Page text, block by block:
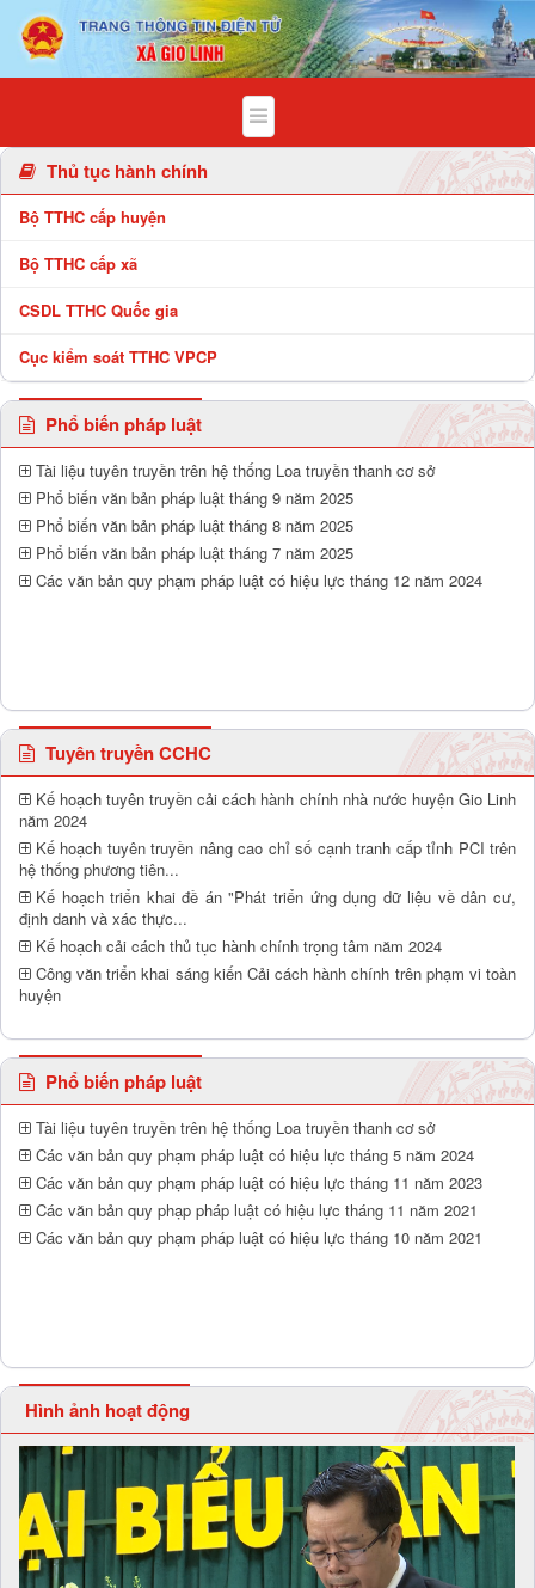
Chi tiết bài viết - Xã Gio Linh
Thủ tục hành chính
Bộ TTHC cấp huyện
Bộ TTHC cấp xã
CSDL TTHC Quốc gia
Cục kiểm soát TTHC VPCP
Phổ biến pháp luật
Tài liệu tuyên truyền trên hệ thống Loa truyền thanh cơ sở
Phổ biến văn bản pháp luật tháng 9 năm 2025
Phổ biến văn bản pháp luật tháng 8 năm 2025
Phổ biến văn bản pháp luật tháng 7 năm 2025
Các văn bản quy phạm pháp luật có hiệu lực tháng 12 năm 2024
Tuyên truyền CCHC
Kế hoạch tuyên truyền cải cách hành chính nhà nước huyện Gio Linh
năm 2024
Kế hoạch tuyên truyền nâng cao chỉ số cạnh tranh cấp tỉnh PCI trên
hệ thống phương tiên...
Kế hoạch triển khai đề án "Phát triển ứng dụng dữ liệu về dân cư,
định danh và xác thực...
Kế hoạch cải cách thủ tục hành chính trọng tâm năm 2024
Công văn triển khai sáng kiến Cải cách hành chính trên phạm vi toàn
huyện
Phổ biến pháp luật
Tài liệu tuyên truyền trên hệ thống Loa truyền thanh cơ sở
Các văn bản quy phạm pháp luật có hiệu lực tháng 5 năm 2024
Các văn bản quy phạm pháp luật có hiệu lực tháng 11 năm 2023
Các văn bản quy phạp pháp luật có hiệu lực tháng 11 năm 2021
Các văn bản quy phạm pháp luật có hiệu lực tháng 10 năm 2021
Hình ảnh hoạt động